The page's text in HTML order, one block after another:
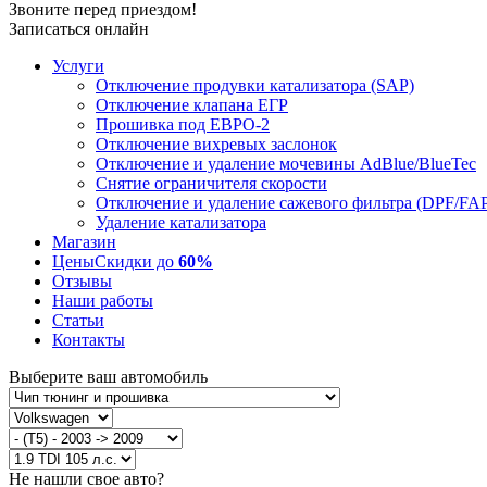
Звоните перед приездом!
Записаться онлайн
Услуги
Отключение продувки катализатора (SAP)
Отключение клапана ЕГР
Прошивка под ЕВРО-2
Отключение вихревых заслонок
Отключение и удаление мочевины AdBlue/BlueTec
Снятие ограничителя скорости
Отключение и удаление сажевого фильтра (DPF/
Удаление катализатора
Магазин
ЦеныСкидки до 60%
Отзывы
Наши работы
Статьи
Контакты
Выберите ваш автомобиль
Не нашли свое авто?